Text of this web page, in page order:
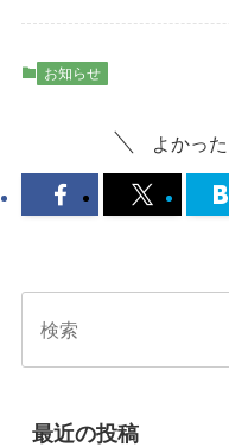
お知らせ
よかっ
最近の投稿